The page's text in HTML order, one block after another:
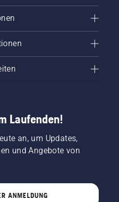
Laufenden!
an, um Updates,
und Angebote von
ANMELDUNG